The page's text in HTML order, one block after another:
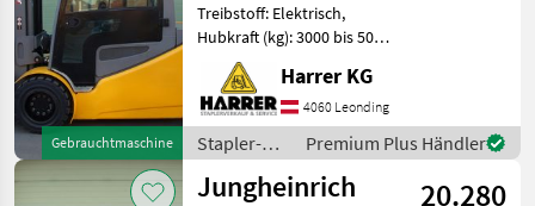
Gebrauchtmaschine
Treibstoff: Elektrisch,
Hubkraft (kg): 3000 bis 5000,
Masttyp: Triplex, Stapler-
Bauart:
Frontstapler/Gabelstapler,
Kabine, Zusatz-
Hydraulikkreis
Jungheinrich Elektrostapl
Harrer KG
4060 Leonding
Stapler-
und
Lagertechnik
Premium Plus Händler
Jungheinrich
20.280